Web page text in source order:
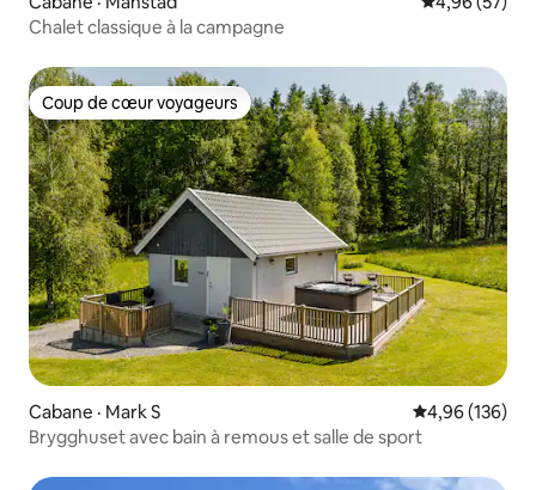
Chalet classique à la campagne
Coup de cœur voyageurs
Coup de cœur voyageurs
Cabane · Mark S Note
4,96 (136)
Brygghuset avec bain à remous et salle de sport